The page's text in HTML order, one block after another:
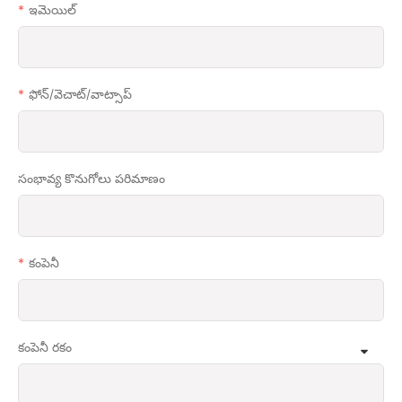
ఇమెయిల్
ఫోన్/వెచాట్/వాట్సాప్
సంభావ్య కొనుగోలు పరిమాణం
కంపెనీ
కంపెనీ రకం